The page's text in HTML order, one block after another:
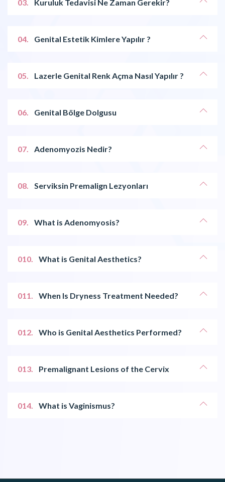
03. Kuruluk Tedavisi Ne Zaman Gerekir?
04. Genital Estetik Kimlere Yapılır ?
05. Lazerle Genital Renk Açma Nasıl Yapılır ?
06. Genital Bölge Dolgusu
07. Adenomyozis Nedir?
08. Serviksin Premalign Lezyonları
09. What is Adenomyosis?
010. What is Genital Aesthetics?
011. When Is Dryness Treatment Needed?
012. Who is Genital Aesthetics Performed?
013. Premalignant Lesions of the Cervix
014. What is Vaginismus?